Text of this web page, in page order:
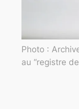
Photo :
au “registre